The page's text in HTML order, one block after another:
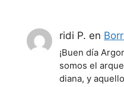
ridi P. en
¡Buen día
somos el
diana, y